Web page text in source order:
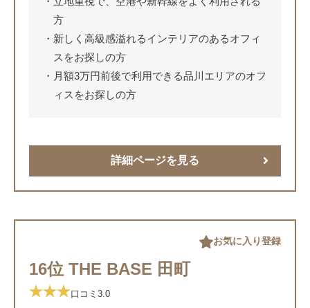
方
新しく高級感溢れるインテリアのあるオフィ
スをお探しの方
月額3万円前後で利用できる品川エリアのオフ
ィスをお探しの方
詳細ページを見る
16位 THE BASE 田町
口コミ 3.0
お気に入り登録